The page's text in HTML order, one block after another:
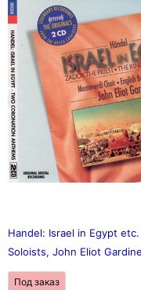
коробке с крышкой и
предлагает
качества.
Рецензии
Audio 2/86:
где вы слушаете: Все
FonoForum 1/90: "Хор
высоком уровне.
движение Гардинера
ритмически четкие
акценты" (BWV 244)
идиосинкразическая
248)
Handel: Israel in Egypt
Soloists, John Eliot
Под заказ